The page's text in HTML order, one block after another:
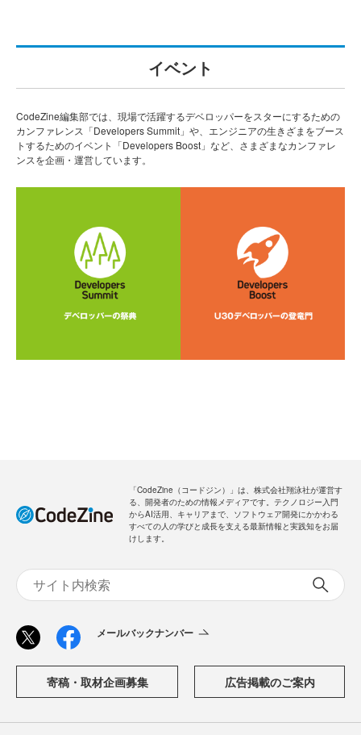
イベント
CodeZine編集部では、現場で活躍するデベロッパーをスターにするための
カンファレンス「Developers Summit」や、エンジニアの生きざまをブース
トするためのイベント「Developers Boost」など、さまざまなカンファレ
ンスを企画・運営しています。
「CodeZine（コードジン）」は、株式会社翔泳社が運営す
る、開発者のための情報メディアです。テクノロジー入門
からAI活用、キャリアまで、ソフトウェア開発にかかわる
すべての人の学びと成長を支える最新情報と実践知をお届
けします。
メールバックナンバー
寄稿・取材企画募集 広告掲載のご案内